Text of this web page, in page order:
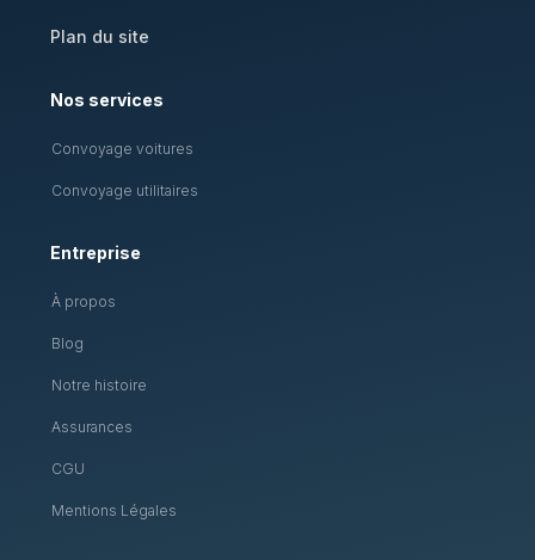
Plan du site
Nos services
Convoyage voitures
Convoyage utilitaires
Entreprise
À propos
Blog
Notre histoire
Assurances
CGU
Mentions Légales